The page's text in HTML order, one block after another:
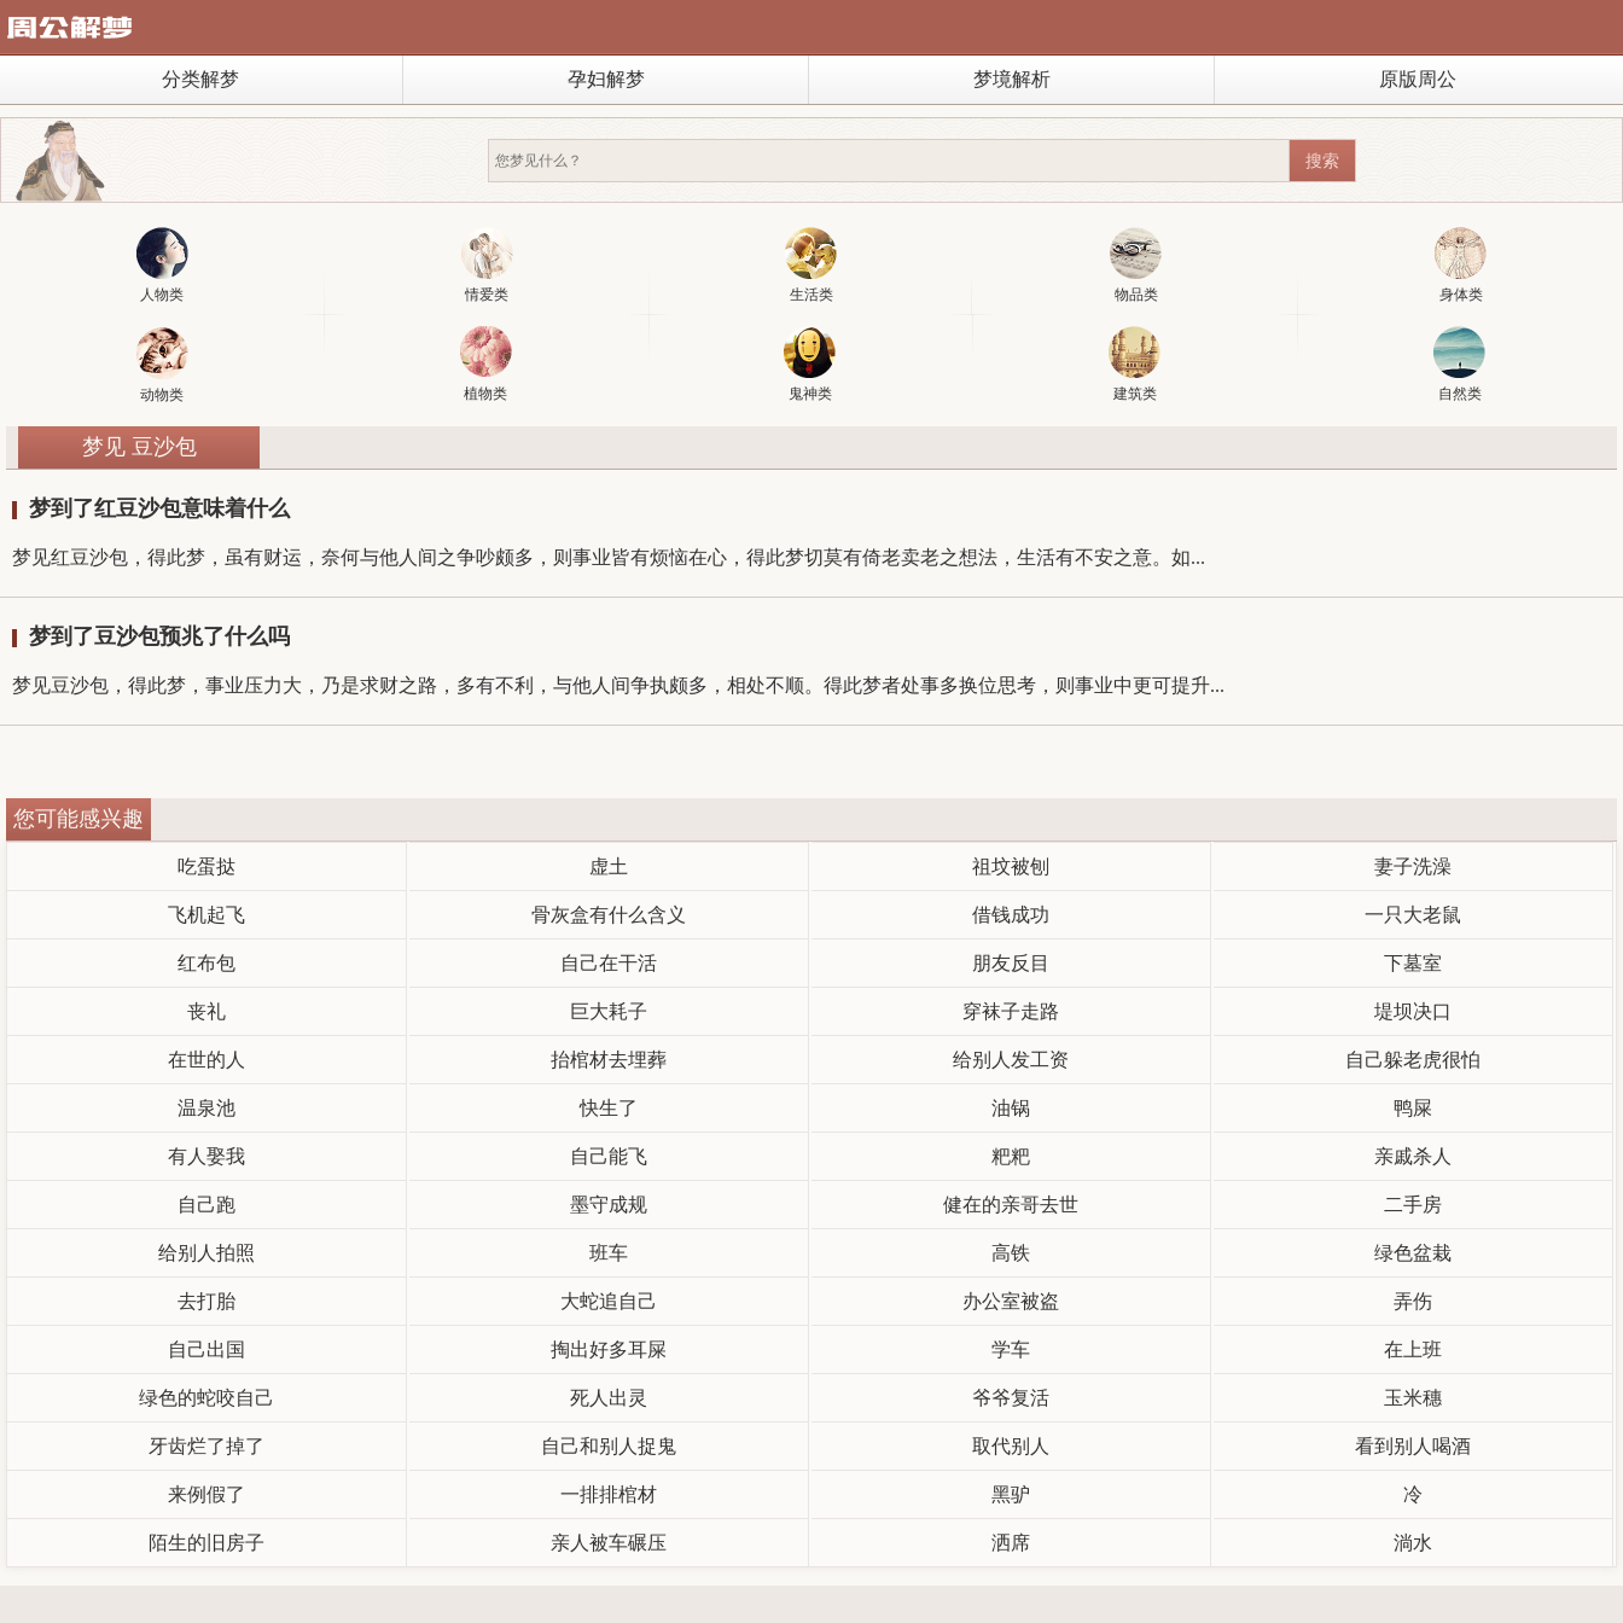
分类解梦 孕妇解梦 梦境解析 原版周公
人物类 情爱类 生活类 物品类 身体类
动物类 植物类 鬼神类 建筑类 自然类
梦见 豆沙包
梦到了红豆沙包意味着什么
梦见红豆沙包，得此梦，虽有财运，奈何与他人间之争吵颇多，则事业皆有烦恼在心，得此梦切莫有倚老卖老之想法，生活有不安之意。如...
梦到了豆沙包预兆了什么吗
梦见豆沙包，得此梦，事业压力大，乃是求财之路，多有不利，与他人间争执颇多，相处不顺。得此梦者处事多换位思考，则事业中更可提升...
您可能感兴趣
吃蛋挞 虚土 祖坟被刨 妻子洗澡
飞机起飞 骨灰盒有什么含义 借钱成功 一只大老鼠
红布包 自己在干活 朋友反目 下墓室
丧礼 巨大耗子 穿袜子走路 堤坝决口
在世的人 抬棺材去埋葬 给别人发工资 自己躲老虎很怕
温泉池 快生了 油锅 鸭屎
有人娶我 自己能飞 粑粑 亲戚杀人
自己跑 墨守成规 健在的亲哥去世 二手房
给别人拍照 班车 高铁 绿色盆栽
去打胎 大蛇追自己 办公室被盗 弄伤
自己出国 掏出好多耳屎 学车 在上班
绿色的蛇咬自己 死人出灵 爷爷复活 玉米穗
牙齿烂了掉了 自己和别人捉鬼 取代别人 看到别人喝酒
来例假了 一排排棺材 黑驴 冷
陌生的旧房子 亲人被车碾压 洒席 淌水